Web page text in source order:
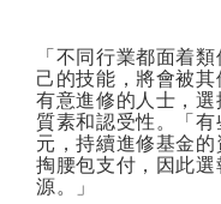
「不同行業都面着
己的技能，將會被
有意進修的人士，
質素和認受性。「
元，持續進修基金
掏腰包支付，因此
源。」